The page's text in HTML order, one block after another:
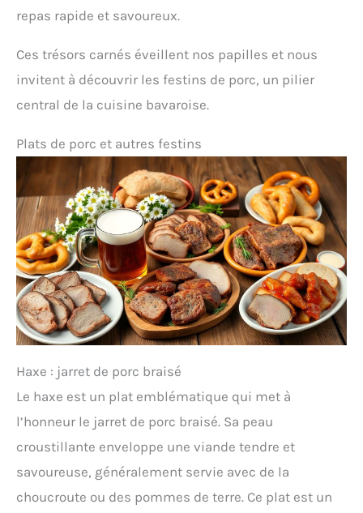
repas rapide et savoureux.
Ces trésors carnés éveillent nos papilles et nous
invitent à découvrir les festins de porc, un pilier
central de la cuisine bavaroise.
Plats de porc et autres festins
Haxe : jarret de porc braisé
Le haxe est un plat emblématique qui met à
l’honneur le jarret de porc braisé. Sa peau
croustillante enveloppe une viande tendre et
savoureuse, généralement servie avec de la
choucroute ou des pommes de terre. Ce plat est un